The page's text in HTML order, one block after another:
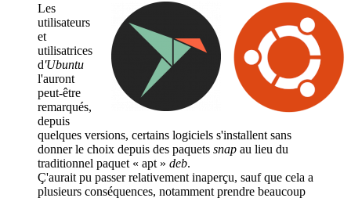
Les
utilisateurs
et
utilisatrices
d'Ubuntu
l'auront
peut-être
remarqués,
depuis
quelques versions, certains logiciels s'installent sans
donner le choix depuis des paquets snap au lieu du
traditionnel paquet « apt » deb.
Ç'aurait pu passer relativement inaperçu, sauf que cela a
plusieurs conséquences, notamment prendre beaucoup